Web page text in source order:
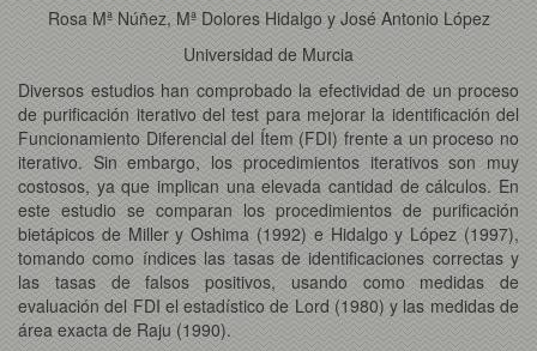
Rosa Mª Núñez, Mª Dolores Hidalgo y José Antonio López
Universidad de Murcia
Diversos estudios han comprobado la efectividad de un proceso
de purificación iterativo del test para mejorar la identificación del
Funcionamiento Diferencial del Ítem (FDI) frente a un proceso no
iterativo. Sin embargo, los procedimientos iterativos son muy
costosos, ya que implican una elevada cantidad de cálculos. En
este estudio se comparan los procedimientos de purificación
bietápicos de Miller y Oshima (1992) e Hidalgo y López (1997),
tomando como índices las tasas de identificaciones correctas y
las tasas de falsos positivos, usando como medidas de
evaluación del FDI el estadístico de Lord (1980) y las medidas de
área exacta de Raju (1990).